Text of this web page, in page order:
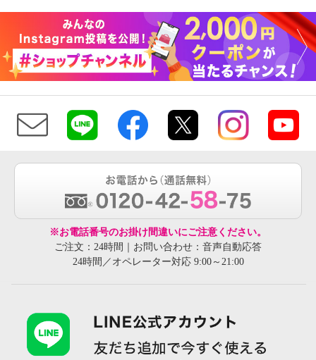
※お電話番号のお掛け間違いにご注意ください。
ご注文：24時間｜お問い合わせ：音声自動応答
24時間／オペレーター対応 9:00～21:00